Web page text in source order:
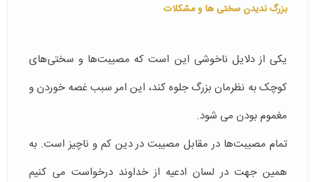
بزرگ ندیدن سختی ها و مشکلات
یکی از دلایل ناخوشی این است که مصیبت‌ها و سختی‌های
کوچک به نظرمان بزرگ جلوه کند، این امر سبب غصه خوردن و
مغموم بودن می شود.
تمام مصیبت‌ها در مقابل مصیبت در دین کم و ناچیز است. به
همین جهت در لسان ادعیه از خداوند درخواست می کنیم